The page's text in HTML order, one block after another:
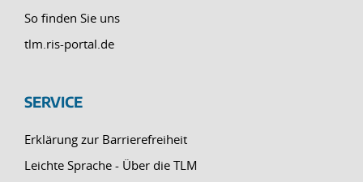
So finden Sie uns
tlm.ris-portal.de
SERVICE
Erklärung zur Barrierefreiheit
Leichte Sprache - Über die TLM